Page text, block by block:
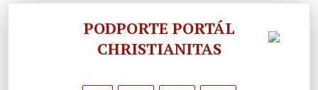
PODPORTE PORTÁL
CHRISTIANITAS